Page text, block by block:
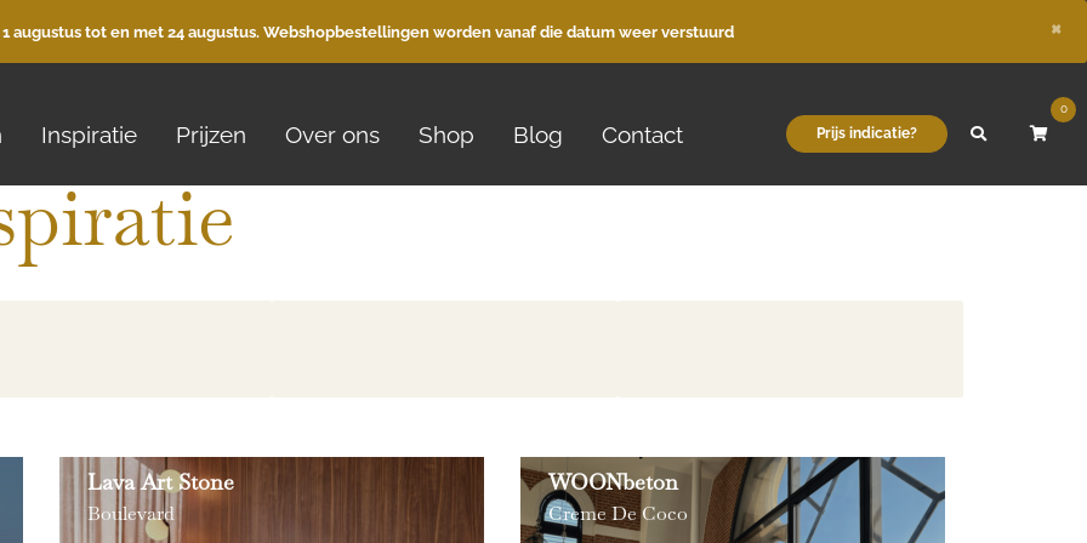
augustus tot en met 24 augustus. Webshopbestellingen worden vanaf die datum weer verstuurd ×
Inspiratie Prijzen Over ons Shop Blog Contact Prijs indicatie?
0
Lava Art Stone
Boulevard
WOONbeton
Creme De Coco